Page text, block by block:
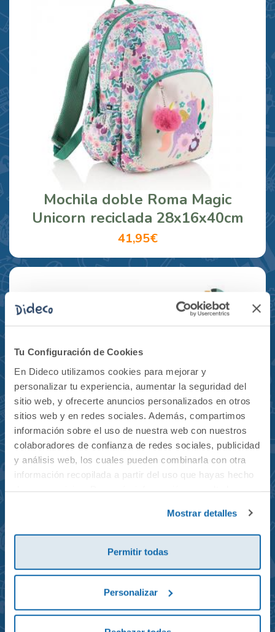
Tu Configuración de Cookies
En Dideco utilizamos cookies para mejorar y
personalizar tu experiencia, aumentar la seguridad del
sitio web, y ofrecerte anuncios personalizados en otros
sitios web y en redes sociales. Además, compartimos
información sobre el uso de nuestra web con nuestros
colaboradores de confianza de redes sociales, publicidad
y análisis web, los cuales pueden combinarla con otra
información recopilada a partir del uso que hayas hecho
Mostrar detalles
Permitir todas
Personalizar
Mochila doble Roma Magic
Unicorn reciclada 28x16x40cm
41,95€
reciclada 21x10x28cm
23,95€